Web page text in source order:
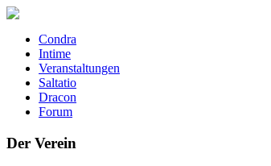
Condra
Intime
Veranstaltungen
Saltatio
Dracon
Forum
Der Verein